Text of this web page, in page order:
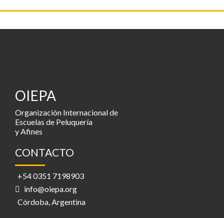
OIEPA
Organización Internacional de
Escuelas de Peluquería
y Afines
CONTACTO
+54 0351 7198903
info@oiepa.org
Córdoba, Argentina